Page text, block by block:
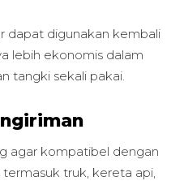
dapat digunakan kembali
lebih ekonomis dalam
tangki sekali pakai.
agar kompatibel dengan
truk, kereta api,